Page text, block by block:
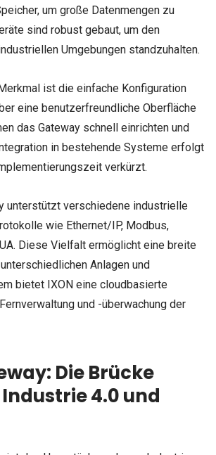
um große Datenmengen zu
sind robust gebaut, um den
Umgebungen standzuhalten.
ist die einfache Konfiguration
eine benutzerfreundliche Oberfläche
das Gateway schnell einrichten und
in bestehende Systeme erfolgt
verkürzt.
unterstützt verschiedene industrielle
wie Ethernet/IP, Modbus,
Diese Vielfalt ermöglicht eine breite
Anlagen und
bietet IXON eine cloudbasierte
und -überwachung der
Die Brücke
4.0 und